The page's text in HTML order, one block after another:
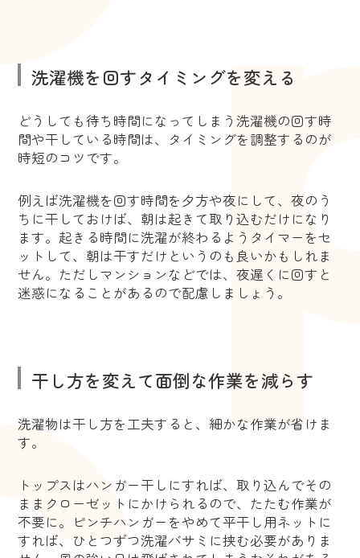
洗濯機を回すタイミングを変える
どうしても待ち時間になってしまう洗濯機の回す時
間や干している時間は、タイミングを調整するのが
時短のコツです。
例えば洗濯機を回す時間を夕方や夜にして、夜のう
ちに干しておけば、朝は起きて取り込むだけになり
ます。起きる時間に洗濯が終わるようタイマーをセ
ットして、朝は干すだけというのも良いかもしれま
せん。ただしマンションなどでは、夜遅くに回すと
迷惑になることがあるので配慮しましょう。
干し方を変えて面倒な作業を減らす
洗濯物は干し方を工夫すると、細かな作業が省けま
す。
トップスはハンガー干しにすれば、取り込んでその
ままクローゼットにかけられるので、たたむ作業が
不要に。ピンチハンガーをやめて平干し用ネットに
すれば、ひとつずつ洗濯バサミに挟む必要がありま